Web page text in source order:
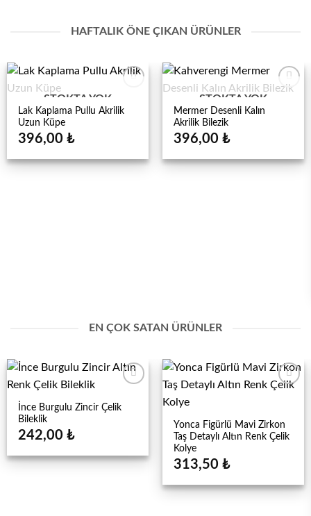
HAFTALIK ÖNE ÇIKAN ÜRÜNLER
STOKTA YOK
Lak Kaplama Pullu Akrilik
Uzun Küpe
396,00₺
STOKTA YOK
Mermer Desenli Kalın
Akrilik Bilezik
396,00₺
EN ÇOK SATAN ÜRÜNLER
İnce Burgulu Zincir Çelik
Bileklik
242,00₺
Yonca Figürlü Mavi Zirkon
Taş Detaylı Altın Renk Çelik
Kolye
313,50₺